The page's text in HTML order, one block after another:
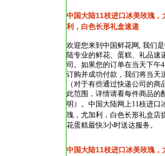
中国大陆11枝进口冰美玫瑰，
利，白色长形礼盒速递
欢迎您来到中国鲜花网, 我们
陆专业的鲜花、蛋糕、礼品速
司。如果您的订单在当天下午
订购并成功付款，我们将当天
（对于有些通过快递公司的商
此范围，详情请看每件商品的
明）。 中国大陆网上11枝进口
瑰，尤加利，白色长形礼盒店
花蛋糕最快3小时送达服务。
中国大陆11枝进口冰美玫瑰，